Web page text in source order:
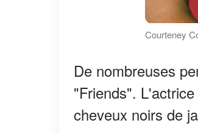
Courteney
De nombreuses
"Friends".
cheveux noirs de